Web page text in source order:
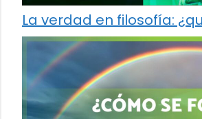
La verdad en filosofía: